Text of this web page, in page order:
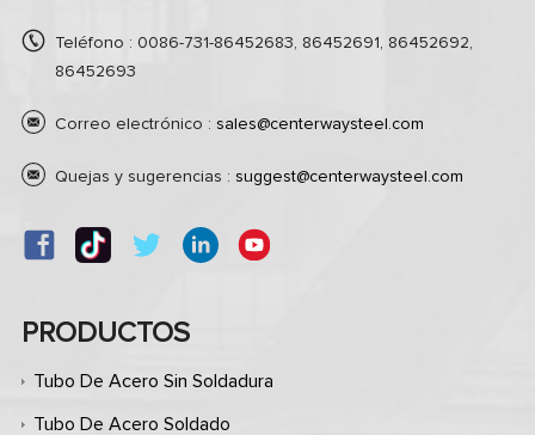
Teléfono : 0086-731-86452683, 86452691, 86452692,
86452693
Correo electrónico : sales@centerwaysteel.com
Quejas y sugerencias : suggest@centerwaysteel.com
PRODUCTOS
Tubo De Acero Sin Soldadura
Tubo De Acero Soldado